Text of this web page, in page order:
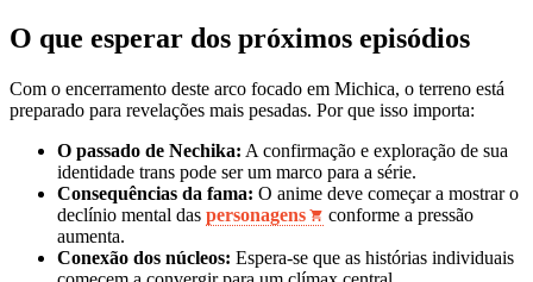
O que esperar dos próximos episódios
Com o encerramento deste arco focado em Michica, o terreno está
preparado para revelações mais pesadas. Por que isso importa:
O passado de Nechika: A confirmação e exploração de sua
identidade trans pode ser um marco para a série.
Consequências da fama: O anime deve começar a mostrar o
declínio mental das personagens
conforme a pressão
aumenta.
Conexão dos núcleos: Espera-se que as histórias individuais